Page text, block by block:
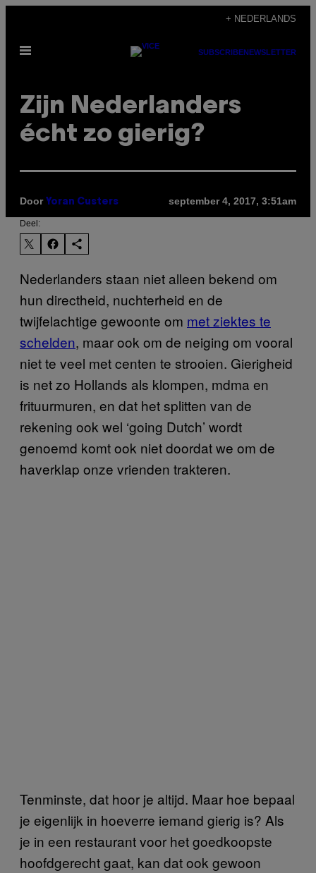
de
+ NEDERLANDS
Open
SUBSCRIBENEWSLETTER
Zijn Nederlanders
écht zo gierig?
Door Yoran Custers september 4, 2017, 3:51am
Deel:
Nederlanders staan niet alleen bekend om
hun directheid, nuchterheid en de
twijfelachtige gewoonte om met ziektes te
schelden, maar ook om de neiging om vooral
niet te veel met centen te strooien. Gierigheid
is net zo Hollands als klompen, mdma en
frituurmuren, en dat het splitten van de
rekening ook wel ‘going Dutch’ wordt
genoemd komt ook niet doordat we om de
haverklap onze vrienden trakteren.
Tenminste, dat hoor je altijd. Maar hoe bepaal
je eigenlijk in hoeverre iemand gierig is? Als
je in een restaurant voor het goedkoopste
hoofdgerecht gaat, kan dat ook gewoon